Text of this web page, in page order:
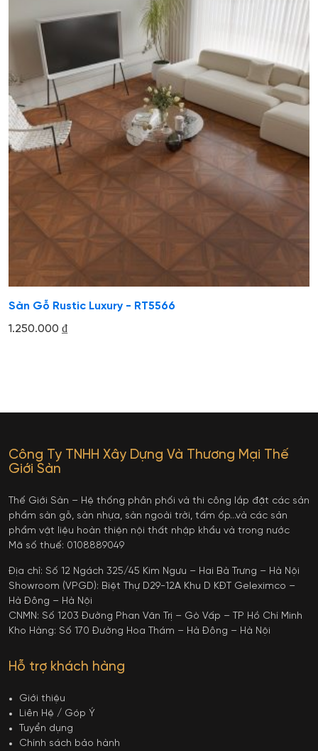
Sàn Gỗ Rustic Luxury - RT5566
1.250.000 ₫
Công Ty TNHH Xây Dựng Và Thương Mại Thế
Giới Sàn
Thế Giới Sàn – Hệ thống phân phối và thi công lắp đặt các sản
phẩm sàn gỗ, sàn nhựa, sàn ngoài trời, tấm ốp…và các sản
phẩm vật liệu hoàn thiện nội thất nhập khẩu và trong nước
Mã số thuế: 0108889049
Địa chỉ: Số 12 Ngách 325/45 Kim Ngưu – Hai Bà Trưng – Hà Nội
Showroom (VPGD): Biệt Thự D29-12A Khu D KĐT Geleximco –
Hà Đông – Hà Nội
CNMN: Số 1203 Đường Phan Văn Trị – Gò Vấp – TP Hồ Chí Minh
Kho Hàng: Số 170 Đường Hoa Thám – Hà Đông – Hà Nội
Hỗ trợ khách hàng
Giới thiệu
Liên Hệ / Góp Ý
Tuyển dụng
Chính sách bảo hành